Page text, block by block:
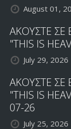
August 01,
ΑΚΟΥΣΤΕ
"THIS IS
July 29, 2026
ΑΚΟΥΣΤΕ
"THIS IS
07-26
July 25, 2026